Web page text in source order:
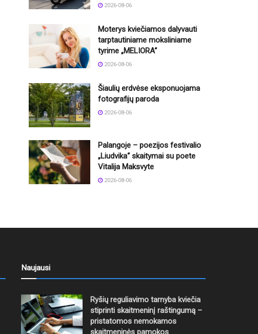
2026-08-06
Moterys kviečiamos dalyvauti
tarptautiniame moksliniame
tyrime „MELIORA“
2026-08-06
Šiaulių erdvėse eksponuojama
fotografijų paroda
2026-08-06
Palangoje – poezijos festivalio
„Liudvika“ skaitymai su poete
Vitalija Maksvyte
2026-08-06
Naujausi
Ryšių reguliavimo tarnyba kviečia
stiprinti skaitmeninį raštingumą –
pristatomos nemokamos
skaitmeninės pamokos